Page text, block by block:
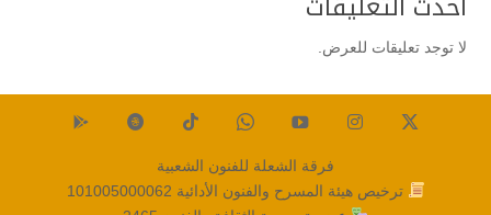
لا توجد تعليقات للعرض.
فرقة الشعلة للفنون الشعبية
ترخيص هيئة المسرح والفنون الأدائية 101005000062